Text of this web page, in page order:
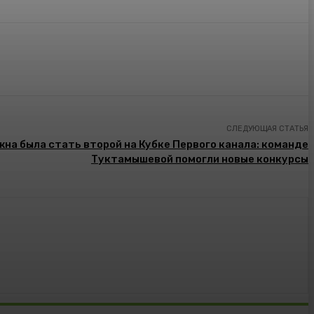
СЛЕДУЮЩАЯ СТАТЬЯ
была стать второй на Кубке Первого канала: команде
Туктамышевой помогли новые конкурсы